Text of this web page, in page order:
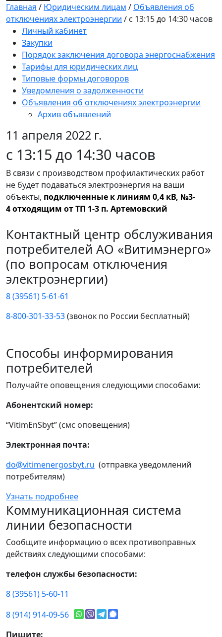
Главная / Юридическим лицам / Объявления об
отключениях электроэнергии / с 13:15 до 14:30 часов
Личный кабинет
Закупки
Порядок заключения договора энергоснабжения
Тарифы для юридических лиц
Типовые формы договоров
Уведомления о задолженности
Объявления об отключениях электроэнергии
Архив объявлений
11 апреля 2022 г.
с 13:15 до 14:30 часов
В связи с производством профилактических работ
не будет подаваться электроэнергия на ваши
объекты, подключенные к линиям 0,4 кВ, №3-
4 отходящим от ТП 1-3 п. Артемовский
Контактный центр обслуживания
потребителей АО «Витимэнерго»
(по вопросам отключения
электроэнергии)
8 (39561) 5-61-61
8-800-301-33-53(звонок по России бесплатный)
Способы информирования
потребителей
Получайте оповещения следующими способами:
Абонентский номер:
“VitimEnSbyt” (смс оповещения)
Электронная почта:
do@vitimenergosbyt.ru (отправка уведомлений
потребителям)
Узнать подробнее
Коммуникационная система
линии безопасности
Сообщите информацию о всех противоправных
действиях следующими способами:
телефон службы безопасности:
8 (39561) 5-60-11
8 (914) 914-09-56
Пишите: